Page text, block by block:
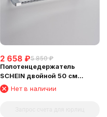
2 658 ₽5 850 ₽
Полотенцедержатель
SCHEIN двойной 50 см
(32822)Нет в наличии